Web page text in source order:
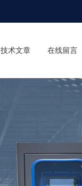
技术文章 在线留言